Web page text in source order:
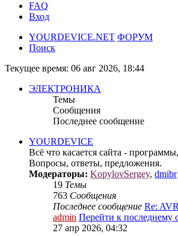
FAQ
Вход
YOURDEVICE.NET ФОРУМ
Поиск
Текущее время: 06 авг 2026, 18:44
ЭЛЕКТРОНИКА
Темы
Сообщения
Последнее сообщение
YOURDEVICE
Всё что касается сайта -
Вопросы, ответы, предложения.
Модераторы: KopylovSergey, dmibr
19 Темы
763 Сообщения
Последнее сообщение Re:
admin Перейти к последнему
27 апр 2026, 04:32